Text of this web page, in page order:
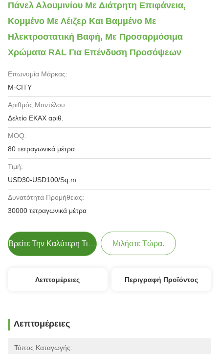
Πάνελ Αλουμινίου Με Διάτρητη Επιφάνεια,
Κομμένο Με Λέιζερ Και Βαμμένο Με
Ηλεκτροστατική Βαφή, Με Προσαρμόσιμα
Χρώματα RAL Για Επένδυση Προσόψεων
Επωνυμία Μάρκας:
M-CITY
Αριθμός Μοντέλου:
Δελτίο ΕΚΑΧ αριθ.
MOQ:
80 τετραγωνικά μέτρα
Τιμή:
USD30-USD100/Sq.m
Δυνατότητα Προμήθειας:
30000 τετραγωνικά μέτρα
Βρείτε Την Καλύτερη Τιμή Μιλήστε Τώρα.
Λεπτομέρειες Περιγραφή Προϊόντος
Λεπτομέρειες
Τόπος Καταγωγής: